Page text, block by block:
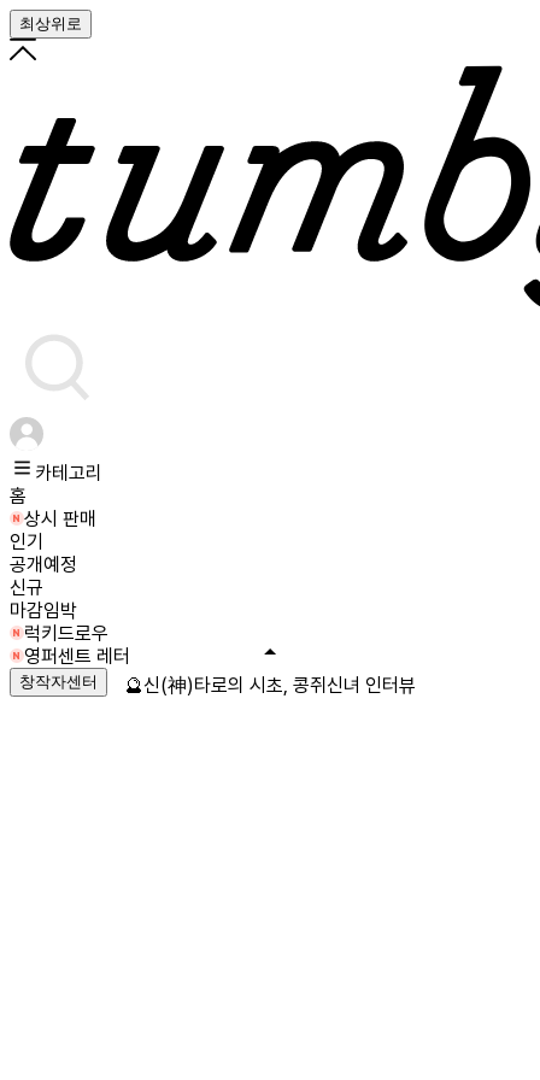
최상위로
카테고리
홈
상시 판매
인기
공개예정
신규
마감임박
럭키드로우
영퍼센트 레터
창작자센터 🔮신(神)타로의 시초, 콩쥐신녀 인터뷰